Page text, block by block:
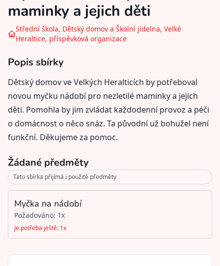
maminky a jejich děti
Střední škola, Dětský domov a Školní jídelna, Velké
Heraltice, příspěvková organizace
Popis sbírky
Dětský domov ve Velkých Heralticích by potřeboval
novou myčku nádobí pro nezletilé maminky a jejich
děti. Pomohla by jim zvládat každodenní provoz a péči
o domácnost o něco snáz. Ta původní už bohužel není
funkční. Děkujeme za pomoc.
Žádané předměty
Tato sbírka přijímá i použité předměty
Myčka na nádobí
Požadováno: 1x
Je potřeba ještě: 1x